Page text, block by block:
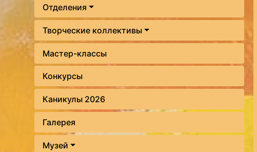
Отделения
Творческие коллективы
Мастер-классы
Конкурсы
Каникулы 2026
Галерея
Музей